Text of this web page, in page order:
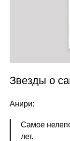
Звезды о
Анири:
Самое
лет.